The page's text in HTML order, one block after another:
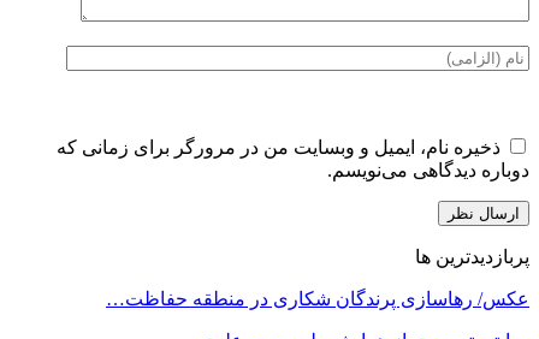
ذخیره نام، ایمیل و وبسایت من در مرورگر برای زمانی که
دوباره دیدگاهی می‌نویسم.
پربازدیدترین ها
عکس/ رهاسازی پرندگان شکاری در منطقه حفاظت…